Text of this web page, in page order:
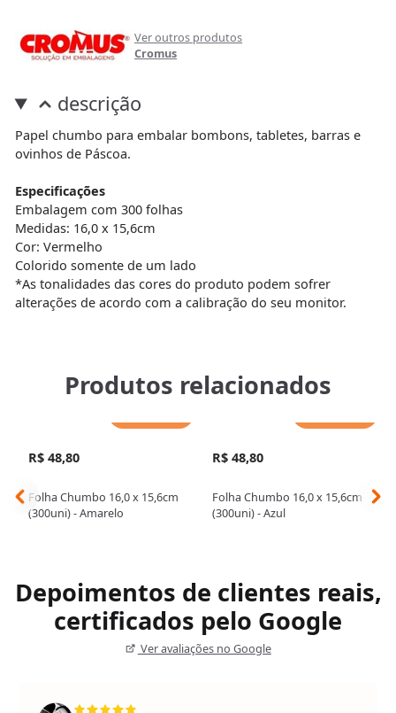
Ver outros produtos
Cromus
descrição
Papel chumbo para embalar bombons, tabletes, barras e
ovinhos de Páscoa.
Especificações
Embalagem com 300 folhas
Medidas: 16,0 x 15,6cm
Cor: Vermelho
Colorido somente de um lado
*As tonalidades das cores do produto podem sofrer
alterações de acordo com a calibração do seu monitor.
Produtos relacionados
R$ 48,80
Folha Chumbo 16,0 x 15,6cm
(300uni) - Amarelo
R$ 48,80
Folha Chumbo 16,0 x 15,6cm
(300uni) - Azul
Depoimentos de clientes reais,
certificados pelo Google
Ver avaliações no Google